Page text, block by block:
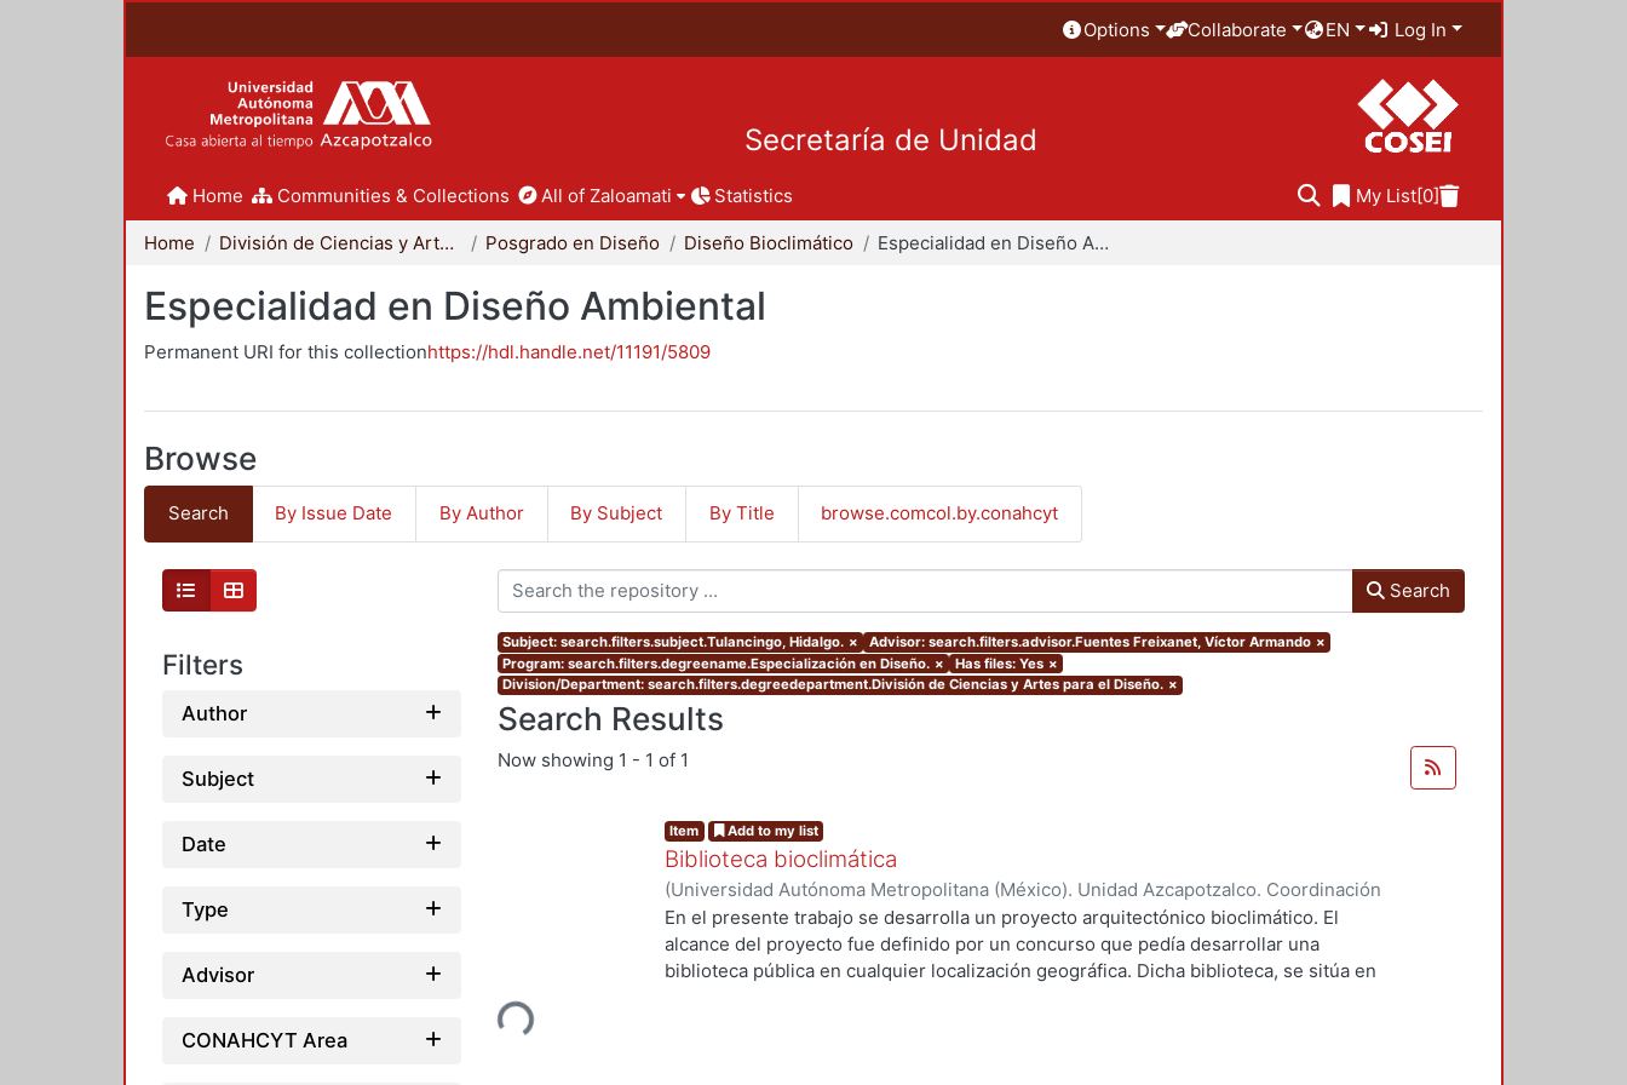
Options Collaborate EN Log In
Secretaría de Unidad
Home Communities & Collections All of Zaloamati Statistics My List[0]
Home División de Ciencias y Artes para el Diseño Posgrado en Diseño Diseño Bioclimático Especialidad en Diseño Ambiental
Especialidad en Diseño Ambiental
Permanent URI for this collectionhttps://hdl.handle.net/11191/5809
Browse
Search By Issue Date By Author By Subject By Title browse.comcol.by.conahcyt
Filters
Author
Subject
Date
Type
Advisor
CONAHCYT Area
Search
Subject: search.filters.subject.Tulancingo, Hidalgo. × Advisor: search.filters.advisor.Fuentes Freixanet, Víctor Armando ×
Program: search.filters.degreename.Especialización en Diseño. × Has files: Yes ×
Division/Department: search.filters.degreedepartment.División de Ciencias y Artes para el Diseño. ×
Search Results
Now showing 1 - 1 of 1
Loading...
Item Add to my list
Biblioteca bioclimática
(Universidad Autónoma Metropolitana (México). Unidad Azcapotzalco. Coordinación
de Servicios de Información.,2013-08) Pérez Castro, Verónica
En el presente trabajo se desarrolla un proyecto arquitectónico bioclimático. El
alcance del proyecto fue definido por un concurso que pedía desarrollar una
biblioteca pública en cualquier localización geográfica. Dicha biblioteca, se sitúa en